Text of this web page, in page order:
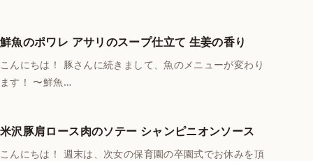
鮮魚のポワレ アサリのスープ仕立て 生姜の香り
こんにちは！ 豚さんに続きまして、魚のメニューが変わり
ます！ 〜鮮魚…
米沢豚肩ロース肉のソテー シャンピニオンソース
こんにちは！ 週末は、次女の保育園の卒園式でお休みを頂